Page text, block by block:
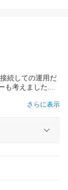
続しての運用だ
も考えました
さらに表示